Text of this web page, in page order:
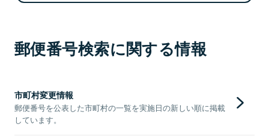
郵便番号検索に関する情報
市町村変更情報
郵便番号を公表した市町村の一覧を実施日の新しい順に掲載
しています。